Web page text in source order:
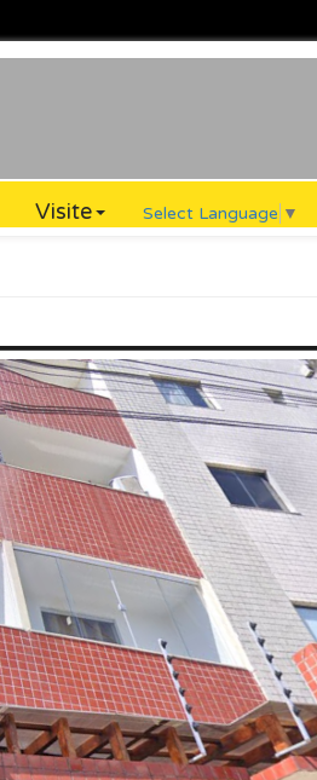
Visite Select Language ▼